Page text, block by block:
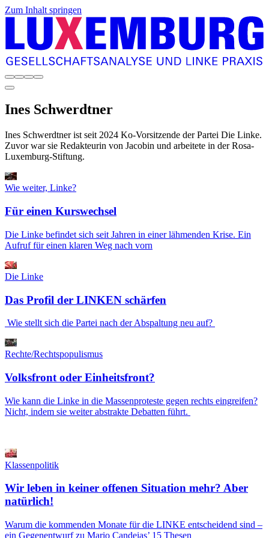
Zum Inhalt springen
Ines Schwerdtner
Ines Schwerdtner ist seit 2024 Ko-Vorsitzende der Partei Die Linke.
Zuvor war sie Redakteurin von Jacobin und arbeitete in der Rosa-
Luxemburg-Stiftung.
Wie weiter, Linke?
Für einen Kurswechsel
Die Linke befindet sich seit Jahren in einer lähmenden Krise. Ein
Aufruf für einen klaren Weg nach vorn
Die Linke
Das Profil der LINKEN schärfen
Wie stellt sich die Partei nach der Abspaltung neu auf?
Rechte/Rechtspopulismus
Volksfront oder Einheitsfront?
Wie kann die Linke in die Massenproteste gegen rechts eingreifen?
Nicht, indem sie weiter abstrakte Debatten führt.
Klassenpolitik
Wir leben in keiner offenen Situation mehr? Aber
natürlich!
Warum die kommenden Monate für die LINKE entscheidend sind –
ein Gegenentwurf zu Mario Candeias’ 15 Thesen